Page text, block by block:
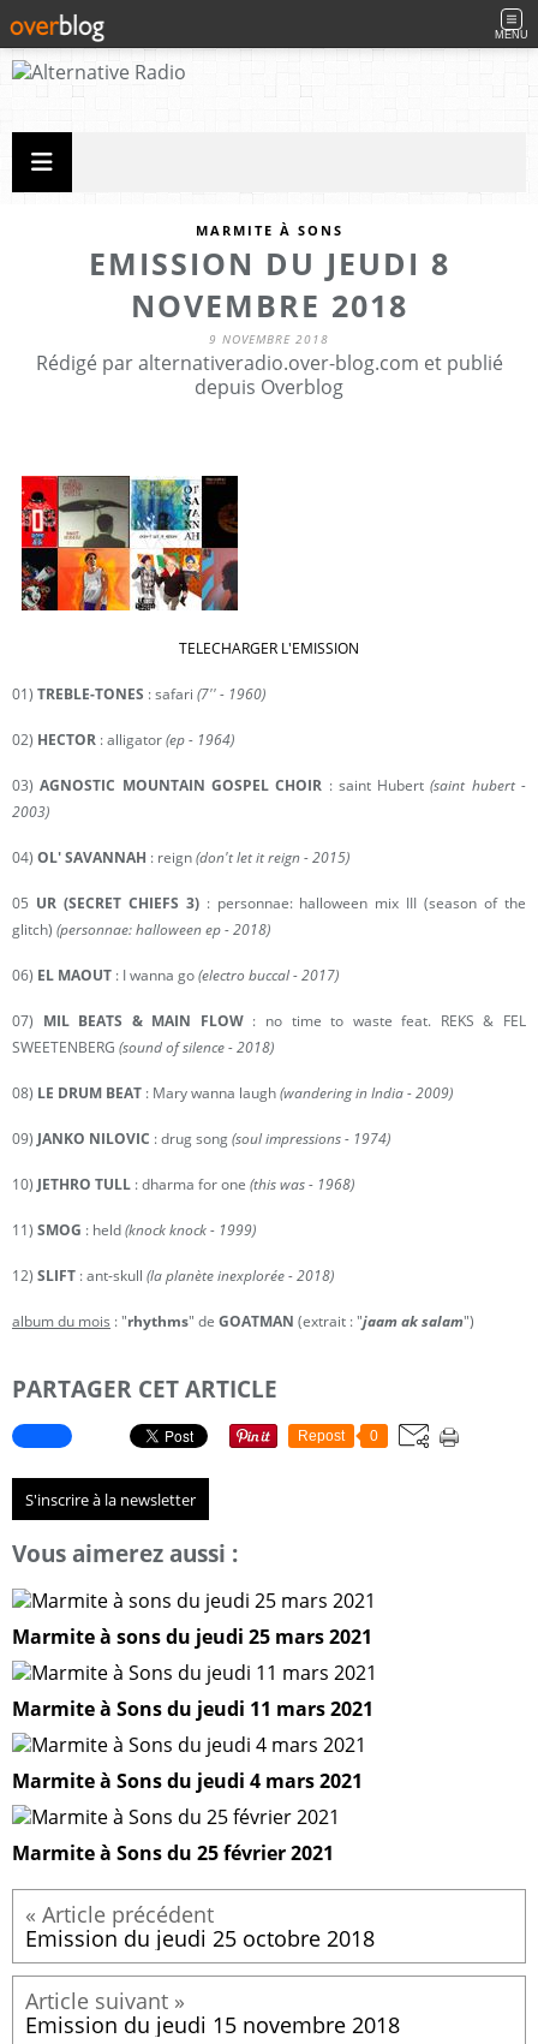
MENU
MARMITE À SONS
EMISSION DU JEUDI 8
NOVEMBRE 2018
9 NOVEMBRE 2018
Rédigé par alternativeradio.over-blog.com et publié
depuis Overblog
TELECHARGER L'EMISSION
01) TREBLE-TONES : safari (7'' - 1960)
02) HECTOR : alligator(ep - 1964)
03)AGNOSTIC MOUNTAIN GOSPEL CHOIR : saint Hubert (saint hubert -
2003)
04) OL' SAVANNAH : reign(don't let it reign - 2015)
05 UR (SECRET CHIEFS 3): personnae: halloween mix III (season of the
glitch) (personnae: halloween ep - 2018)
06) EL MAOUT : I wanna go(electro buccal - 2017)
07) MIL BEATS & MAIN FLOW : no time to waste feat. REKS & FEL
SWEETENBERG (sound of silence - 2018)
08) LE DRUM BEAT : Mary wanna laugh(wandering in India - 2009)
09) JANKO NILOVIC : drug song(soul impressions - 1974)
10) JETHRO TULL : dharma for one (this was - 1968)
11) SMOG : held(knock knock - 1999)
12) SLIFT : ant-skull (la planète inexplorée - 2018)
album du mois : "rhythms" de GOATMAN (extrait : "jaam ak salam")
PARTAGER CET ARTICLE
Repost 0
S'inscrire à la newsletter
Vous aimerez aussi :
Marmite à sons du jeudi 25 mars 2021
Marmite à Sons du jeudi 11 mars 2021
Marmite à Sons du jeudi 4 mars 2021
Marmite à Sons du 25 février 2021
Emission du jeudi 25 octobre 2018
Emission du jeudi 15 novembre 2018